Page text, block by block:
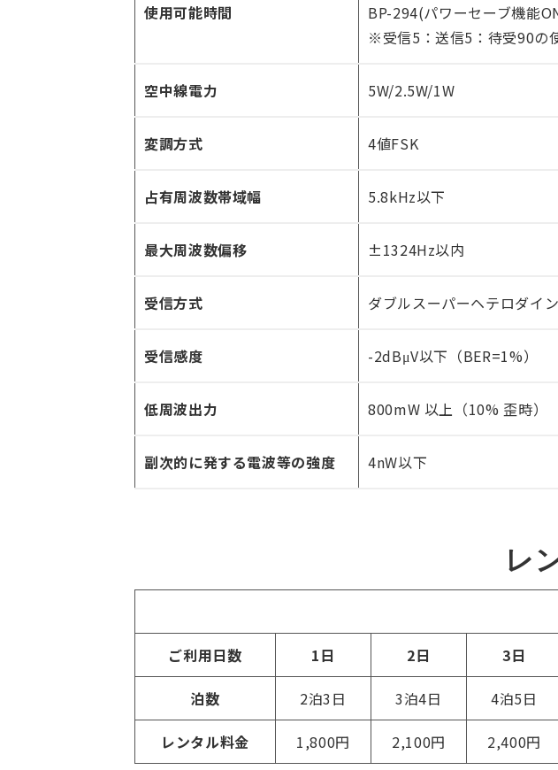
使用可能時間
BP-294(パワーセーブ機能
※受信5：送信5：待受90の
空中線電力 5W/2.5W/1W
変調方式 4値FSK
占有周波数帯域幅 5.8kHz以下
最大周波数偏移 ±1324Hz以内
受信方式 ダブルスーパーヘテロダイ
受信感度 -2dBμV以下（BER=1%）
低周波出力 800mW 以上（10% 歪時）
副次的に発する電波等の強度 4nW以下
レ
ご利用日数 1日 2日 3日
泊数 2泊3日 3泊4日 4泊5日
レンタル料金 1,800円 2,100円 2,400円